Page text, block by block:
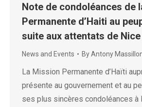
Note de condoléances de
Permanente d’Haiti au
suite aux attentats de Nice
News and Events ByAntony
La Mission Permanente d’Haïti
présente au gouvernement et au
ses plus sincères condoléances à